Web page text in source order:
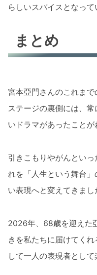
らしいスパイスとなって
まとめ
宮本亞門さんのこれまで
ステージの裏側には、
いドラマがあったことが
引きこもりやがんとい
れを「人生という舞台
い表現へと変えてきまし
2026年、68歳を迎えた
きを私たちに届けてく
して一人の表現者として